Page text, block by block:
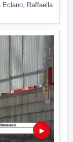
Eclano, Raffaella
▶